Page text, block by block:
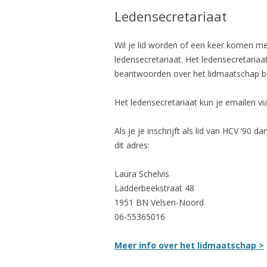
Ledensecretariaat
Wil je lid worden of een keer komen
ledensecretariaat. Het
beantwoorden over het lidmaatschap
Het ledensecretariaat kun je emailen
Als je je inschrijft als lid van HCV ’90
dit adres:
Laura Schelvis
Ladderbeekstraat 48
1951 BN Velsen-Noord
06-55365016
Meer info over het lidmaatschap >